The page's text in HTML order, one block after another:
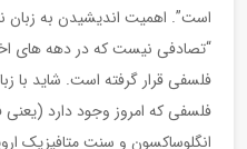
است”. اهمیت اندیشیدن به زبان
“تصادفی نیست که در دهه های
فلسفی قرار گرفته است. شاید با
فلسفی که امروز وجود دارد
انگلوساکسون و سنت متافیزیک